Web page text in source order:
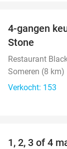
4-gangen
Stone
Restaurant
Someren (8 km)
Verkocht: 153
1, 2, 3 of 4